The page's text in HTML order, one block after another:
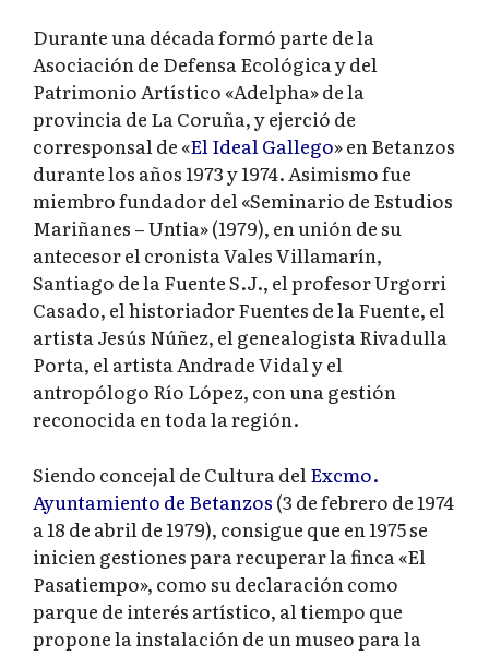
Durante una década formó parte de la
Asociación de Defensa Ecológica y del
Patrimonio Artístico «Adelpha» de la
provincia de La Coruña, y ejerció de
corresponsal de «El Ideal Gallego» en Betanzos
durante los años 1973 y 1974. Asimismo fue
miembro fundador del «Seminario de Estudios
Mariñanes – Untia» (1979), en unión de su
antecesor el cronista Vales Villamarín,
Santiago de la Fuente S.J., el profesor Urgorri
Casado, el historiador Fuentes de la Fuente, el
artista Jesús Núñez, el genealogista Rivadulla
Porta, el artista Andrade Vidal y el
antropólogo Río López, con una gestión
reconocida en toda la región.
Siendo concejal de Cultura del Excmo.
Ayuntamiento de Betanzos (3 de febrero de 1974
a 18 de abril de 1979), consigue que en 1975 se
inicien gestiones para recuperar la finca «El
Pasatiempo», como su declaración como
parque de interés artístico, al tiempo que
propone la instalación de un museo para la